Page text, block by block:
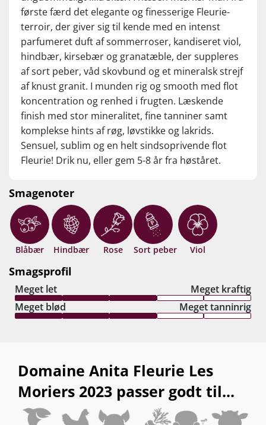
Her forfølger Anita med nærmest uudtømmelig energi sin
vision om at skabe terroir-drevne rødvine af allerfineste
kvalitet. Domaine Anita høster druer fra 18 hektar, der
består af egne og forpagtede marker i prestigiøse Cru’er
som Moulin à Vent, Morgon, Chénas og Fleurie.
Anita råder over jordparceller på nogle af de mest
prestigiøse lieux-dits i Beaujolais: ”Les Caves” og ”Rochelle” i
Moulin à Vent, ”Moriers” og ” ”Poncié” i Fleurie samt
”Chateau-Gaillard” i Morgon og ”Les Brureaux” i Chénas.
Markerne er velsignet med 40 til over 100 år gamle
buskvine, hvis dybe rødder og høje beplantningstæthed
giver få og små druer med et enormt kvalitetspotentiale, der
fremmes yderligere ved grøn høst. Af de selekterede
anmeldte enkeltmarksvine.
I vinkælderen har Anita prominent hjælp fra Guy Marion,
der som pensioneret chefønolog og højrehånd for Georges
Duboeuf har vinificeret mere end 50 vinhøste i Beaujolais.
Anitas sparringspartner og mentor bidrager således med et
Alle vine gærer frugtbevarende ved 20-25C° for en ren og
autentisk gengivelse af druesort og terroir.
første færd det elegante og finesserige Fleurie-
terroir, der giver sig til kende med en intenst
parfumeret duft af sommerroser, kandiseret viol,
hindbær, kirsebær og granatæble, der suppleres
af sort peber, våd skovbund og et mineralsk strejf
af knust granit. I munden rig og smooth med flot
koncentration og renhed i frugten. Læskende
finish med stor mineralitet, fine tanniner samt
komplekse hints af røg, løvstikke og lakrids.
Sensuel, sublim og en helt sindsoprivende flot
Fleurie! Drik nu, eller gem 5-8 år fra høståret.
Smagenoter
Blåbær Hindbær Rose Sort peber Viol
Smagsprofil
Meget let
Meget kraftig
Meget blød
Meget tanninrig
Domaine Anita Fleurie Les
Moriers 2023 passer godt til...